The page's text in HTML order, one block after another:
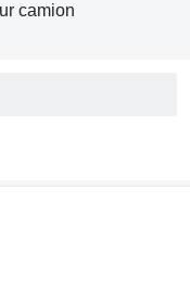
camion